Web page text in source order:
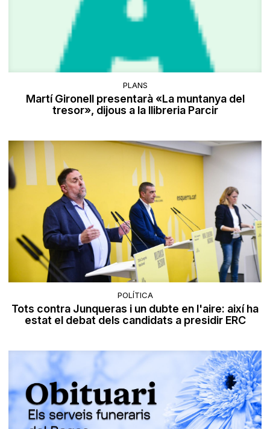
PLANS
Martí Gironell presentarà «La muntanya del
tresor», dijous a la llibreria Parcir
POLÍTICA
Tots contra Junqueras i un dubte en l'aire: així ha
estat el debat dels candidats a presidir ERC